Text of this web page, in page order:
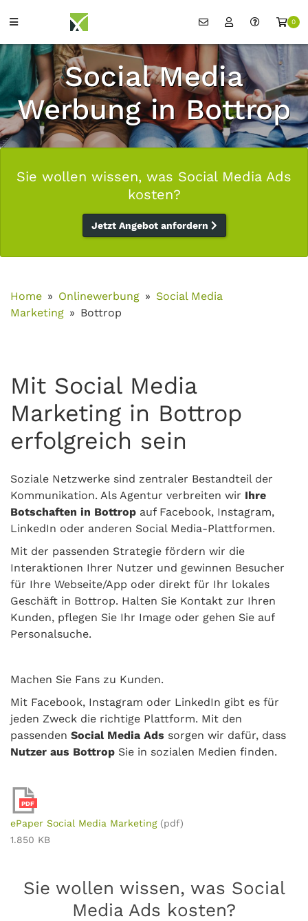
0
Social Media
Werbung in Bottrop
Sie wollen wissen, was Social Media Ads
kosten?
Jetzt Angebot anfordern
Home Onlinewerbung
Social Media
Marketing
Bottrop
Mit Social Media
Marketing in Bottrop
erfolgreich sein
Soziale Netzwerke sind zentraler Bestandteil der
Kommunikation. Als Agentur verbreiten wir Ihre
Botschaften in Bottrop auf Facebook, Instagram,
LinkedIn oder anderen Social Media-Plattformen.
Mit der passenden Strategie fördern wir die
Interaktionen Ihrer Nutzer und gewinnen Besucher
für Ihre Webseite/App oder direkt für Ihr lokales
Geschäft in Bottrop. Halten Sie Kontakt zur Ihren
Kunden, pflegen Sie Ihr Image oder gehen Sie auf
Personalsuche.
Machen Sie Fans zu Kunden.
Mit Facebook, Instagram oder LinkedIn gibt es für
jeden Zweck die richtige Plattform. Mit den
passenden Social Media Ads sorgen wir dafür, dass
Nutzer aus Bottrop Sie in sozialen Medien finden.
PDF
ePaper Social Media Marketing (pdf)
1.850 KB
Sie wollen wissen, was Social
Media Ads kosten?